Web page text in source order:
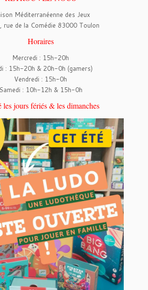
Méditerranéenne des Jeux
rue de la Comédie 83000 Toulon
Horaires
Mercredi : 15h-20h
: 15h-20h & 20h-0h (gamers)
Vendredi : 15h-0h
Samedi : 10h-12h & 15h-0h
les jours fériés & les dimanches